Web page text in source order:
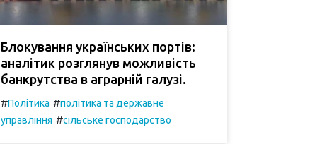
Блокування українських портів:
аналітик розглянув можливість
банкрутства в аграрній галузі.
#Політика #політика та державне
управління #сільське господарство